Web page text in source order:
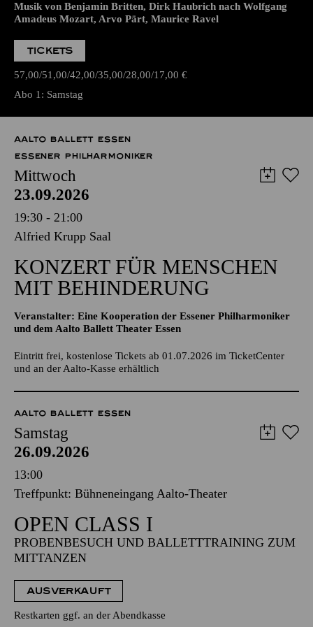
Musik von Benjamin Britten, Dirk Haubrich nach Wolfgang
Amadeus Mozart, Arvo Pärt, Maurice Ravel
TICKETS
57,00 51,00 42,00 35,00 28,00 17,00 €
Abo 1: Samstag
AALTO BALLETT ESSEN
ESSENER PHILHARMONIKER
Mittwoch
23.09.2026
19:30 - 21:00
Alfried Krupp Saal
KONZERT FÜR MENSCHEN
MIT BEHINDERUNG
Veranstalter: Eine Kooperation der Essener Philharmoniker
und dem Aalto Ballett Theater Essen
Eintritt frei, kostenlose Tickets ab 01.07.2026 im TicketCenter
und an der Aalto-Kasse erhältlich
AALTO BALLETT ESSEN
Samstag
26.09.2026
13:00
Treffpunkt: Bühneneingang Aalto-Theater
OPEN CLASS I
PROBENBESUCH UND BALLETTTRAINING ZUM
MITTANZEN
AUSVERKAUFT
Restkarten ggf. an der Abendkasse